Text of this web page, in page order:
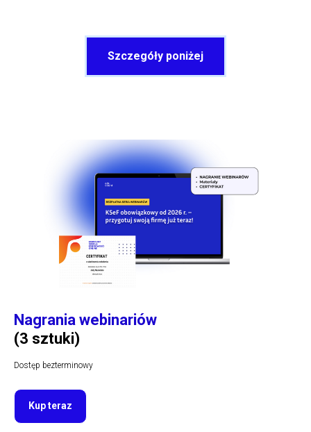
Szczegóły poniżej
Nagrania webinariów
(3 sztuki)
Dostęp bezterminowy
Kup teraz